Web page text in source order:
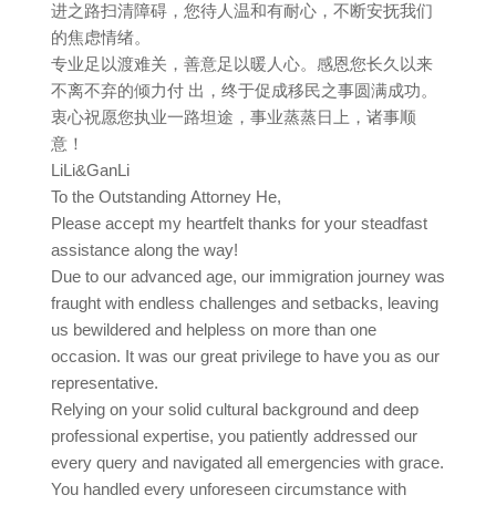
进之路扫清障碍，您待人温和有耐心，不断安抚我们
的焦虑情绪。
专业足以渡难关，善意足以暖人心。感恩您长久以来
不离不弃的倾力付 出，终于促成移民之事圆满成功。
衷心祝愿您执业一路坦途，事业蒸蒸日上，诸事顺
意！
LiLi&GanLi
To the Outstanding Attorney He,
Please accept my heartfelt thanks for your steadfast
assistance along the way!
Due to our advanced age, our immigration journey was
fraught with endless challenges and setbacks, leaving
us bewildered and helpless on more than one
occasion. It was our great privilege to have you as our
representative.
Relying on your solid cultural background and deep
professional expertise, you patiently addressed our
every query and navigated all emergencies with grace.
You handled every unforeseen circumstance with